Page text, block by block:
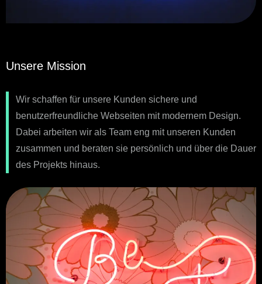
Unsere Mission
Wir schaffen für unsere Kunden sichere und
benutzerfreundliche Webseiten mit modernem Design.
Dabei arbeiten wir als Team eng mit unseren Kunden
zusammen und beraten sie persönlich und über die Dauer
des Projekts hinaus.